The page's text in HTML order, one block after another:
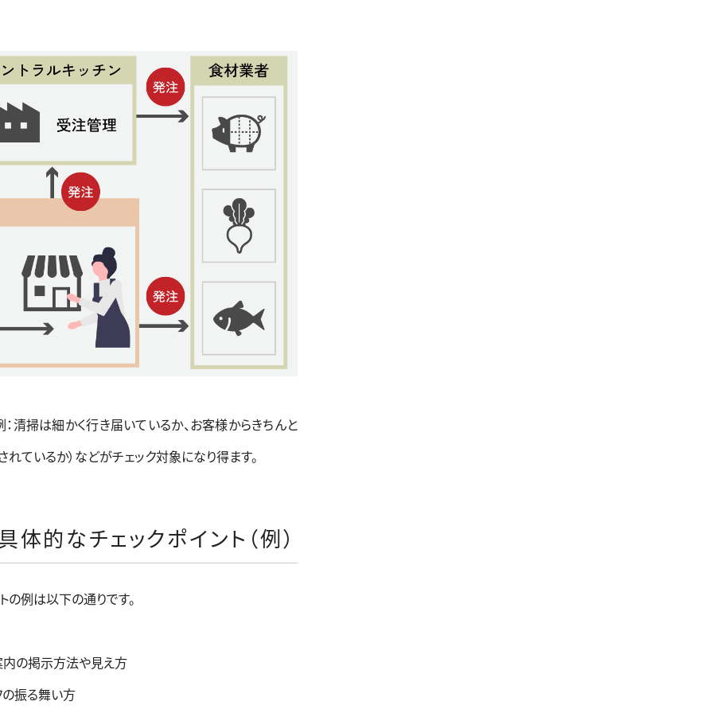
清掃は細かく行き届いているか、お客様からきちんと
ているか）などがチェック対象になり得ます。
的なチェックポイント（例）
の例は以下の通りです。
内の掲示方法や見え方
の振る舞い方